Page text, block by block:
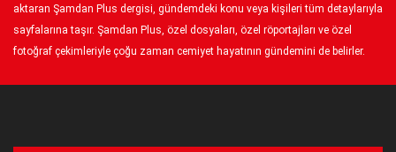
aktaran Şamdan Plus dergisi, gündemdeki konu veya kişileri tüm detaylarıyla
sayfalarına taşır. Şamdan Plus, özel dosyaları, özel röportajları ve özel
fotoğraf çekimleriyle çoğu zaman cemiyet hayatının gündemini de belirler.